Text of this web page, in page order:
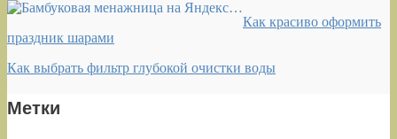
Как красиво оформить
праздник шарами
Как выбрать фильтр глубокой очистки воды
Метки